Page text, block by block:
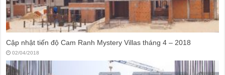
Cập nhật tiến độ Cam Ranh Mystery Villas tháng 4 – 2018
02/04/2018